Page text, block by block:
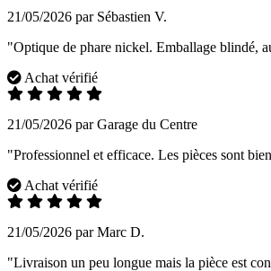
21/05/2026 par Sébastien V.
"Optique de phare nickel. Emballage blindé,
Achat vérifié
21/05/2026 par Garage du Centre
"Professionnel et efficace. Les pièces sont
Achat vérifié
21/05/2026 par Marc D.
"Livraison un peu longue mais la pièce est